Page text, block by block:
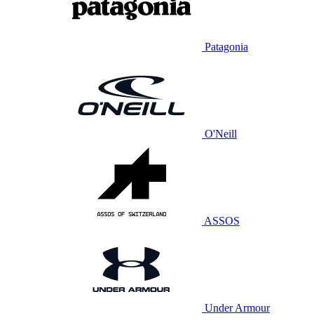
Patagonia
O'Neill
ASSOS
Under Armour